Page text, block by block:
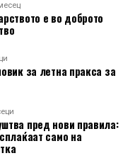
на пат за Европа
бесплатно
е во доброто
за летна пракса за
пред нови правила:
само на